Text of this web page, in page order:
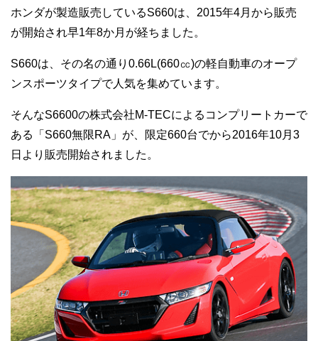
ホンダが製造販売しているS660は、2015年4月から販売
が開始され早1年8か月が経ちました。
S660は、その名の通り0.66L(660㏄)の軽自動車のオープ
ンスポーツタイプで人気を集めています。
そんなS6600の株式会社M-TECによるコンプリートカーで
ある「S660無限RA」が、限定660台でから2016年10月3
日より販売開始されました。